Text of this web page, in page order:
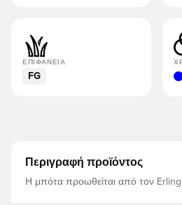
ΕΠΙΦΆΝΕΙΑ
FG
Περιγραφή προϊόντος
Η μπότα προωθείται από τον Erling